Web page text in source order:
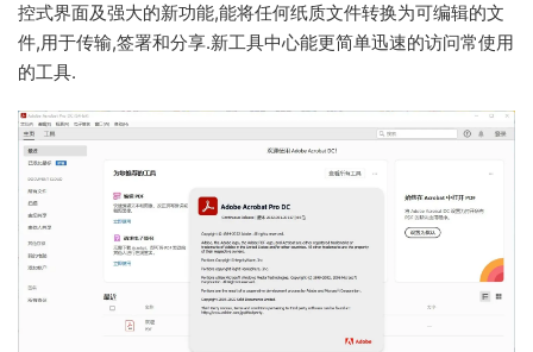
控式界面及强大的新功能,能将任何纸质文件转换为可编辑的文
件,用于传输,签署和分享.新工具中心能更简单迅速的访问常使用
的工具.